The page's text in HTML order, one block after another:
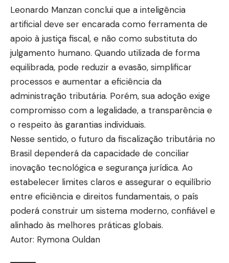
Leonardo Manzan conclui que a inteligência
artificial deve ser encarada como ferramenta de
apoio à justiça fiscal, e não como substituta do
julgamento humano. Quando utilizada de forma
equilibrada, pode reduzir a evasão, simplificar
processos e aumentar a eficiência da
administração tributária. Porém, sua adoção exige
compromisso com a legalidade, a transparência e
o respeito às garantias individuais.
Nesse sentido, o futuro da fiscalização tributária no
Brasil dependerá da capacidade de conciliar
inovação tecnológica e segurança jurídica. Ao
estabelecer limites claros e assegurar o equilíbrio
entre eficiência e direitos fundamentais, o país
poderá construir um sistema moderno, confiável e
alinhado às melhores práticas globais.
Autor: Rymona Ouldan